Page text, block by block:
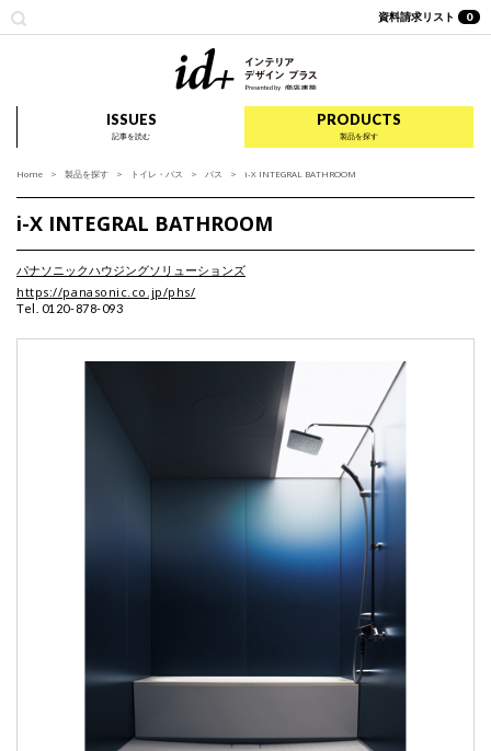
資料請求リスト 0
ISSUES
記事を読む
PRODUCTS
製品を探す
Home 製品を探す トイレ・バス バス i-X INTEGRAL BATHROOM
i-X INTEGRAL BATHROOM
パナソニックハウジングソリューションズ
https://panasonic.co.jp/phs/
Tel. 0120-878-093